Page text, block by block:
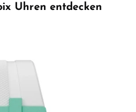
Uhren entdecken